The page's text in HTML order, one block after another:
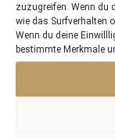
zuzugreifen. Wenn du
wie das Surfverhalten
Wenn du deine
bestimmte Merkmale